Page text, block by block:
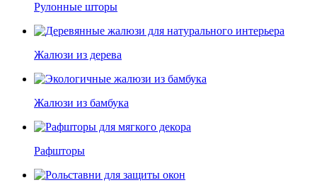
Рулонные шторы
Жалюзи из дерева
Жалюзи из бамбука
Рафшторы